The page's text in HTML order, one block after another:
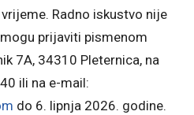
Radno iskustvo nije
prijaviti pismenom
7A, 34310 Pleternica, na
ili na e-mail:
do 6. lipnja 2026. godine.